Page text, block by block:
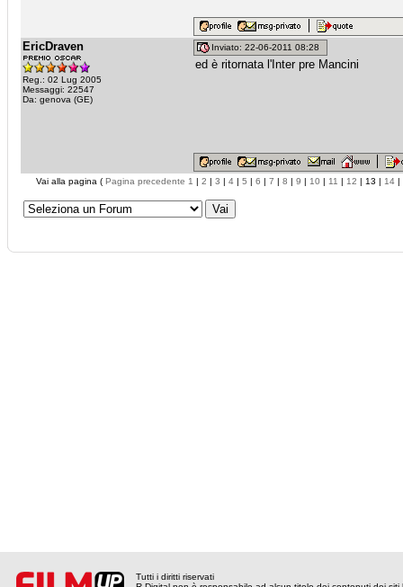
EricDraven
Reg.: 02 Lug 2005
Messaggi: 22547
Da: genova (GE)
Inviato: 22-06-2011 08:28
ed è ritornata l'Inter pre Mancini
Vai alla pagina ( Pagina precedente 1 | 2 | 3 | 4 | 5 | 6 | 7 | 8 | 9 | 10 | 11 | 12 | 13 | 14 |
Tutti i diritti riservati